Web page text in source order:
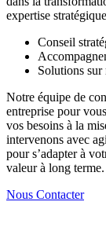
expertise
Conseil
Solutions sur
Notre équipe de
entreprise pour
vos besoins à la
intervenons avec
pour s’adapter à
valeur à long terme.
Nous Contacter